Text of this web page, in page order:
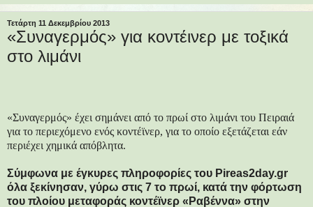
Τετάρτη 11 Δεκεμβρίου 2013
«Συναγερμός» για κοντέινερ με τοξικά
στο λιμάνι
«Συναγερμός» έχει σημάνει από το πρωί στο λιμάνι του Πειραιά
για το περιεχόμενο ενός κοντέϊνερ, για το οποίο εξετάζεται εάν
περιέχει χημικά απόβλητα.
Σύμφωνα με έγκυρες πληροφορίες του Pireas2day.gr
όλα ξεκίνησαν, γύρω στις 7 το πρωί, κατά την φόρτωση
του πλοίου μεταφοράς κοντέϊνερ «Ραβέννα» στην